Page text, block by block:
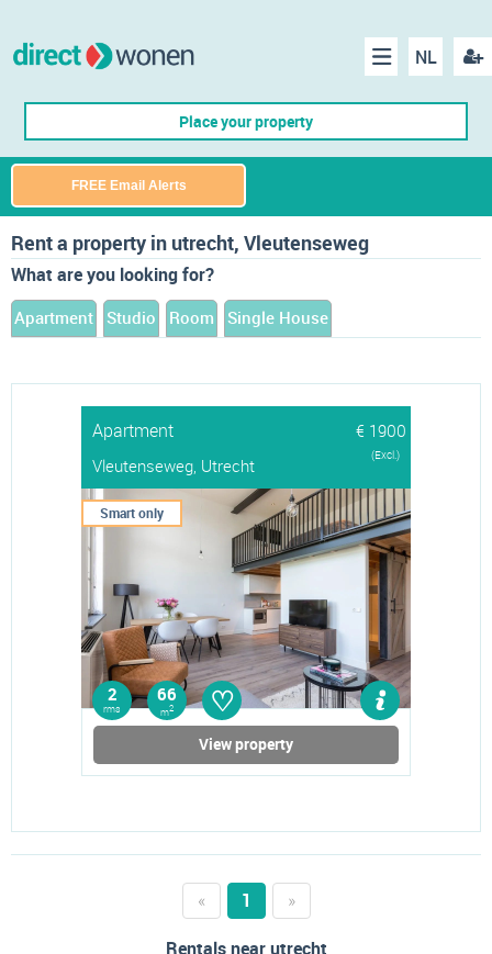
NL
Menu
Place your property
FREE Email Alerts
Rent a property in utrecht, Vleutenseweg
What are you looking for?
Apartment Studio Room Single House
Apartment
€ 1900
Vleutenseweg, Utrecht
(Excl.)
Smart only
2
rms
66
m2 ♡
View property
« 1
»
Rentals near utrecht